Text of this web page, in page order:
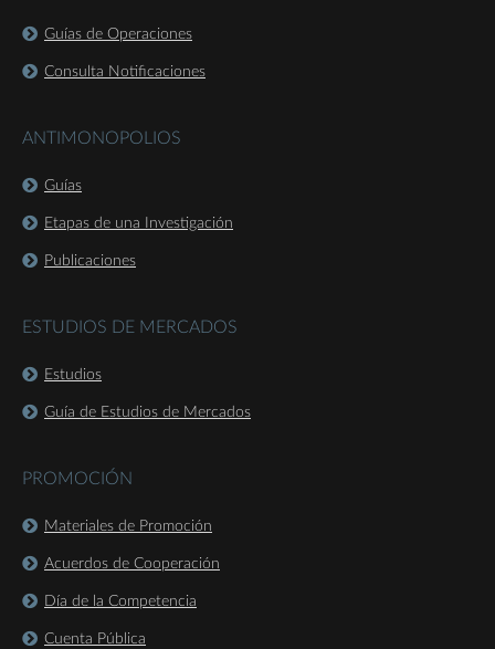
Guías de Operaciones
Consulta Notificaciones
ANTIMONOPOLIOS
Guías
Etapas de una Investigación
Publicaciones
ESTUDIOS DE MERCADOS
Estudios
Guía de Estudios de Mercados
PROMOCIÓN
Materiales de Promoción
Acuerdos de Cooperación
Día de la Competencia
Cuenta Pública